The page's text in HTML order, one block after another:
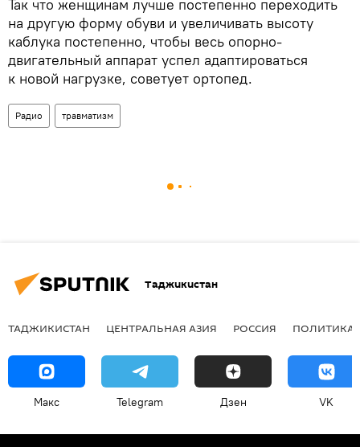
Так что женщинам лучше постепенно переходить
на другую форму обуви и увеличивать высоту
каблука постепенно, чтобы весь опорно-
двигательный аппарат успел адаптироваться
к новой нагрузке, советует ортопед.
Радио травматизм
Таджикистан
ТАДЖИКИСТАН ЦЕНТРАЛЬНАЯ АЗИЯ РОССИЯ ПОЛИТИКА
Макс Telegram Дзен VK